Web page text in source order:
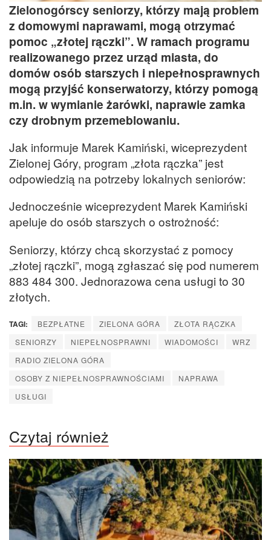
Zielonogórscy seniorzy, którzy mają problem
z domowymi naprawami, mogą otrzymać
pomoc „złotej rączki”. W ramach programu
realizowanego przez urząd miasta, do
domów osób starszych i niepełnosprawnych
mogą przyjść konserwatorzy, którzy pomogą
m.in. w wymianie żarówki, naprawie zamka
czy drobnym przemeblowaniu.
Jak informuje Marek Kamiński, wiceprezydent
Zielonej Góry, program „złota rączka” jest
odpowiedzią na potrzeby lokalnych seniorów:
Jednocześnie wiceprezydent Marek Kamiński
apeluje do osób starszych o ostrożność:
Seniorzy, którzy chcą skorzystać z pomocy
„złotej rączki”, mogą zgłaszać się pod numerem
883 484 300. Jednorazowa cena usługi to 30
złotych.
TAGI: BEZPŁATNE ZIELONA GÓRA
ZŁOTA RĄCZKA
SENIORZY
NIEPEŁNOSPRAWNI WIADOMOŚCI
WRZ
RADIO ZIELONA GÓRA
OSOBY Z NIEPEŁNOSPRAWNOŚCIAMI
NAPRAWA
USŁUGI
Czytaj również